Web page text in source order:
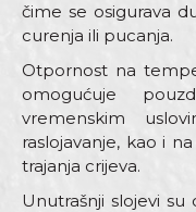
čime se osigurava
curenja ili pucanja.
Otpornost na
omogućuje
vremenskim
raslojavanje, kao i
trajanja crijeva.
Unutrašnji slojevi su